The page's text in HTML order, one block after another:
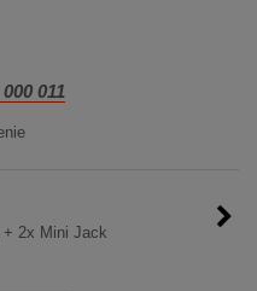
011
2x Mini Jack